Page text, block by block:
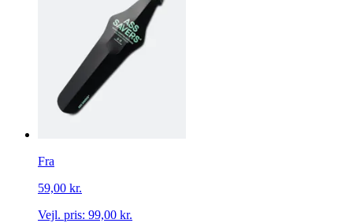
Fra
59,00 kr.
Vejl. pris: 99,00 kr.